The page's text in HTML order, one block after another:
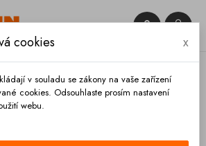


cookies x
v souladu se zákony na vaše zařízení
cookies. Odsouhlaste prosím nastavení
webu.